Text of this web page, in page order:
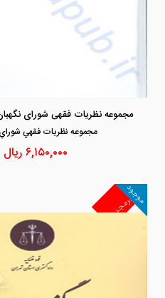
مجموعه نظريات فقهي
۶,۱۵۰,۰۰۰ریال
غیرمجد
موجود